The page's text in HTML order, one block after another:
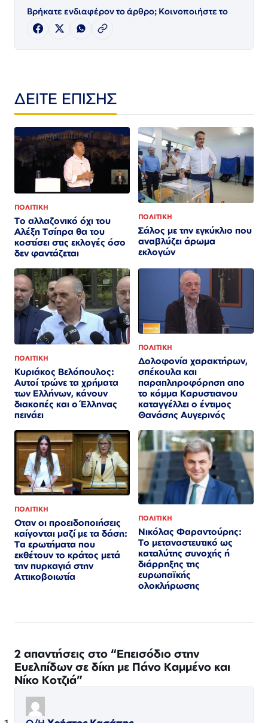
Βρήκατε ενδιαφέρον το άρθρο; Κοινοποιήστε το
ΔΕΙΤΕ ΕΠΙΣΗΣ
ΠΟΛΙΤΙΚΗ
Το αλλαζονικό όχι του
Αλέξη Τσίπρα θα του
κοστίσει στις εκλογές όσο
δεν φαντάζεται
ΠΟΛΙΤΙΚΗ
Σάλος με την εγκύκλιο που
αναβλύζει άρωμα
εκλογών
ΠΟΛΙΤΙΚΗ
Κυριάκος Βελόπουλος:
Αυτοί τρώνε τα χρήματα
των Ελλήνων, κάνουν
διακοπές και ο Έλληνας
πεινάει
ΠΟΛΙΤΙΚΗ
Δολοφονία χαρακτήρων,
σπέκουλα και
παραπληροφόρηση απο
το κόμμα Καρυστιανου
καταγγέλλει ο έντιμος
Θανάσης Αυγερινός
ΠΟΛΙΤΙΚΗ
Οταν οι προειδοποιήσεις
καίγονται μαζί με τα δάση:
Τα ερωτήματα που
εκθέτουν το κράτος μετά
την πυρκαγιά στην
Αττικοβοιωτία
ΠΟΛΙΤΙΚΗ
Νικόλας Φαραντούρης:
Το μεταναστευτικό ως
καταλύτης συνοχής ή
διάρρηξης της
ευρωπαϊκής
ολοκλήρωσης
2 απαντήσεις στο “Επεισόδιο στην
Ευελπίδων σε δίκη με Πάνο Καμμένο και
Νίκο Κοτζιά”